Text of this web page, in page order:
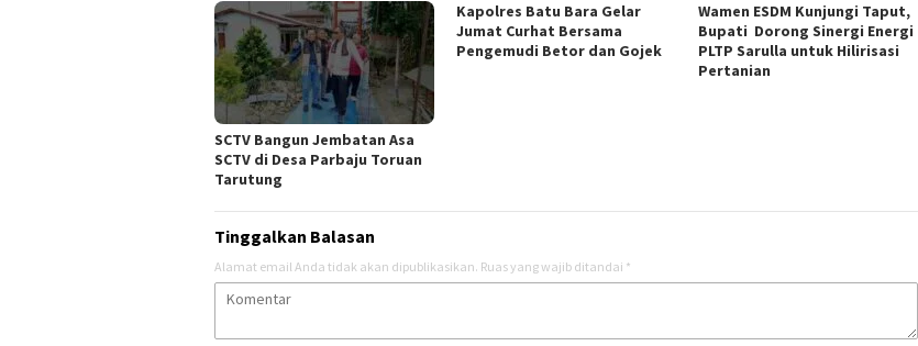
SCTV Bangun Jembatan Asa
SCTV di Desa Parbaju Toruan
Tarutung
Kapolres Batu Bara Gelar
Jumat Curhat Bersama
Pengemudi Betor dan Gojek
Wamen ESDM Kunjungi Taput,
Bupati Dorong Sinergi Energi
PLTP Sarulla untuk Hilirisasi
Pertanian
Tinggalkan Balasan
Alamat email Anda tidak akan dipublikasikan. Ruas yang wajib ditandai *